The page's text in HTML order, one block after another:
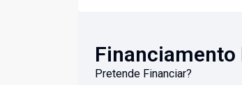
Financiamento
Pretende Financiar?